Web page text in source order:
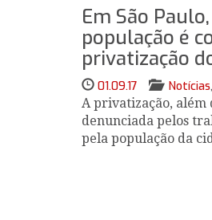
Em São
população é
privatização
01.09.17 Notícias,
A privatização, além
denunciada pelos
pela população da